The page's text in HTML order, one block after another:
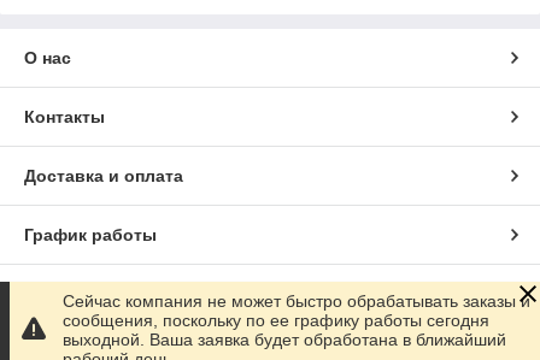
О нас
Контакты
Доставка и оплата
График работы
Полная версия сайта
Сайт создан на маркетплейсе Satu.kz
Сейчас компания не может быстро обрабатывать заказы и
сообщения, поскольку по ее графику работы сегодня
выходной. Ваша заявка будет обработана в ближайший